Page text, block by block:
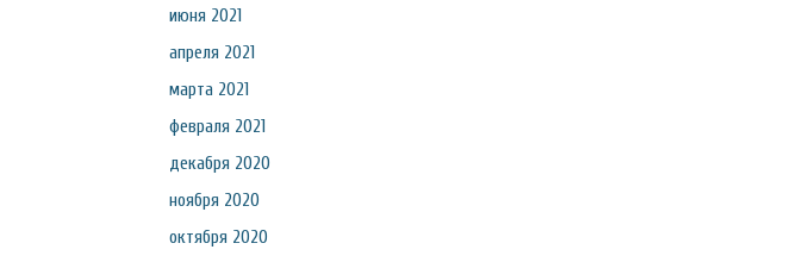
июня 2021
апреля 2021
марта 2021
февраля 2021
декабря 2020
ноября 2020
октября 2020